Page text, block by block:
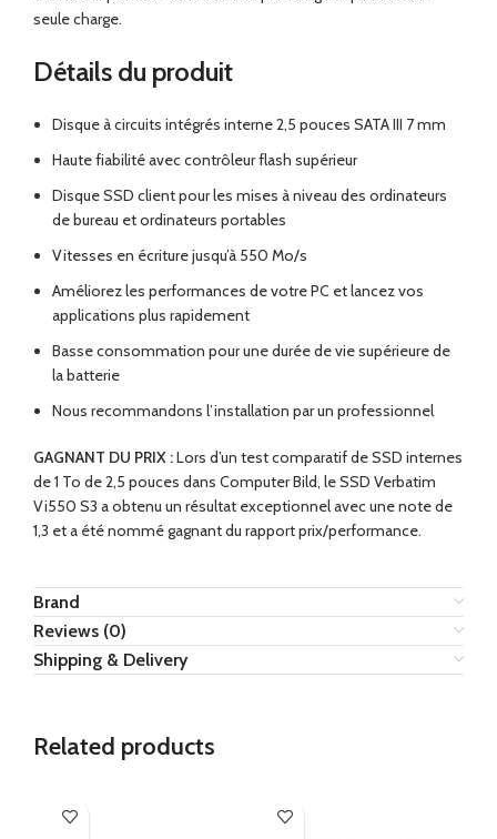
seule charge.
Détails du produit
Disque à circuits intégrés interne 2,5 pouces SATA III 7 mm
Haute fiabilité avec contrôleur flash supérieur
Disque SSD client pour les mises à niveau des ordinateurs
de bureau et ordinateurs portables
Vitesses en écriture jusqu’à 550 Mo/s
Améliorez les performances de votre PC et lancez vos
applications plus rapidement
Basse consommation pour une durée de vie supérieure de
la batterie
Nous recommandons l’installation par un professionnel
GAGNANT DU PRIX :Lors d’un test comparatif de SSD internes
de 1 To de 2,5 pouces dans Computer Bild, le SSD Verbatim
Vi550 S3 a obtenu un résultat exceptionnel avec une note de
1,3 et a été nommé gagnant du rapport prix/performance.
Brand
Reviews (0)
Shipping & Delivery
Related products